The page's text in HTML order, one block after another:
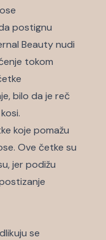
postignu
Beauty nudi
tokom
bilo da je reč
koje pomažu
Ove četke su
jer podižu
se